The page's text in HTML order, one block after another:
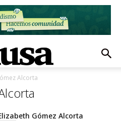
Alcorta
Gómez Alcorta